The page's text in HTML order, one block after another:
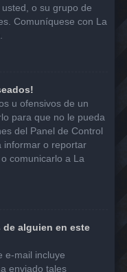
o su grupo de
Comuníquese con La
u ofensivos de un
para que no le pueda
del Panel de Control
informar o reportar
comunicarlo a La
de alguien en este
e-mail incluye
enviado tales